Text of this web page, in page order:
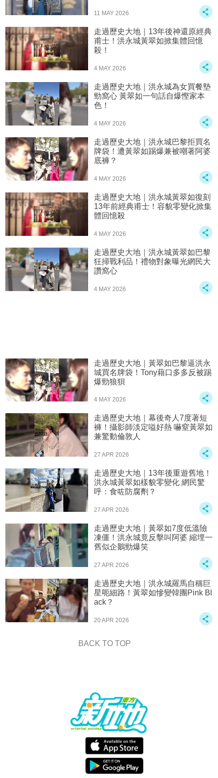
11 MAY 2026
走過歷史大地｜13年後神還原經典
甫士！洪永城黃翠如掀集體回憶
殺！
4 MAY 2026
走過歷史大地｜洪永城為女買餐墊
勁窩心 黃翠如一句話自爆慳家本
色！
4 MAY 2026
走過歷史大地｜洪永城巴黎拒買名
牌袋！遭黃翠如踢爆兼被嘲著阿婆
底褲？
4 MAY 2026
走過歷史大地｜洪永城黃翠如復刻
13年前經典甫士！容貌零變化掀集
體回憶殺
4 MAY 2026
走過歷史大地｜洪永城黃翠如巴黎
狂掃戰利品！禮物對象曝光網民大
讚窩心
4 MAY 2026
走過歷史大地｜黃翠如巴黎逼洪永
城買名牌袋！Tony藉口多多反被踢
爆勁狼狽
4 MAY 2026
走過歷史大地｜幕後奇人7度著短
褲！攝影師淡定嗌好熱 嚇窒黃翠如
兼驚動倫敦人
27 APR 2026
走過歷史大地｜13年後重遊舊地！
洪永城黃翠如樣貌零變化 網民驚
呼：食咗防腐劑？
27 APR 2026
走過歷史大地｜黃翠如7度低溫險
凍僵！洪永城竟反擊叫阿婆 縮埋一
舊似企鵝勁爆笑
27 APR 2026
走過歷史大地｜洪永城羅馬自稱巨
星呃細路！黃翠如慘變韓團Pink Bl
ack？
20 APR 2026
BACK TO TOP